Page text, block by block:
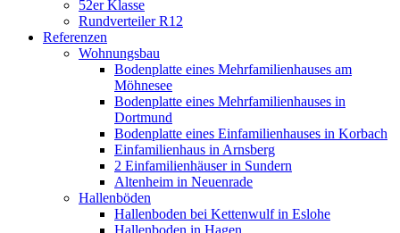
52er Klasse
Rundverteiler R12
Referenzen
Wohnungsbau
Bodenplatte eines Mehrfamilienhauses am
Möhnesee
Bodenplatte eines Mehrfamilienhauses in
Dortmund
Bodenplatte eines Einfamilienhauses in Korbach
Einfamilienhaus in Arnsberg
2 Einfamilienhäuser in Sundern
Altenheim in Neuenrade
Hallenböden
Hallenboden bei Kettenwulf in Eslohe
Hallenboden in Hagen